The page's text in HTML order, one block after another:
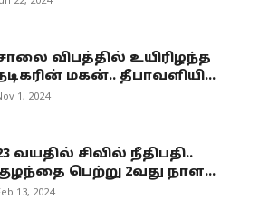
விபத்தில் உயிரிழந்த
மகன்.. தீபாவளியி...
1, 2024
வயதில் சிவில் நீதிபதி..
பெற்று 2வது நாள...
13, 2024